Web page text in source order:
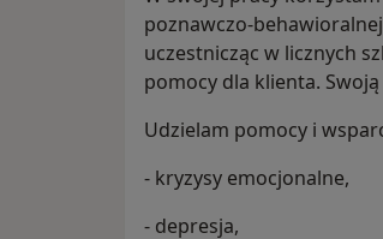
poznawczo-
uczestnicząc w licznych
pomocy dla klienta.
Udzielam pomocy i
- kryzysy emocjonalne,
- depresja,